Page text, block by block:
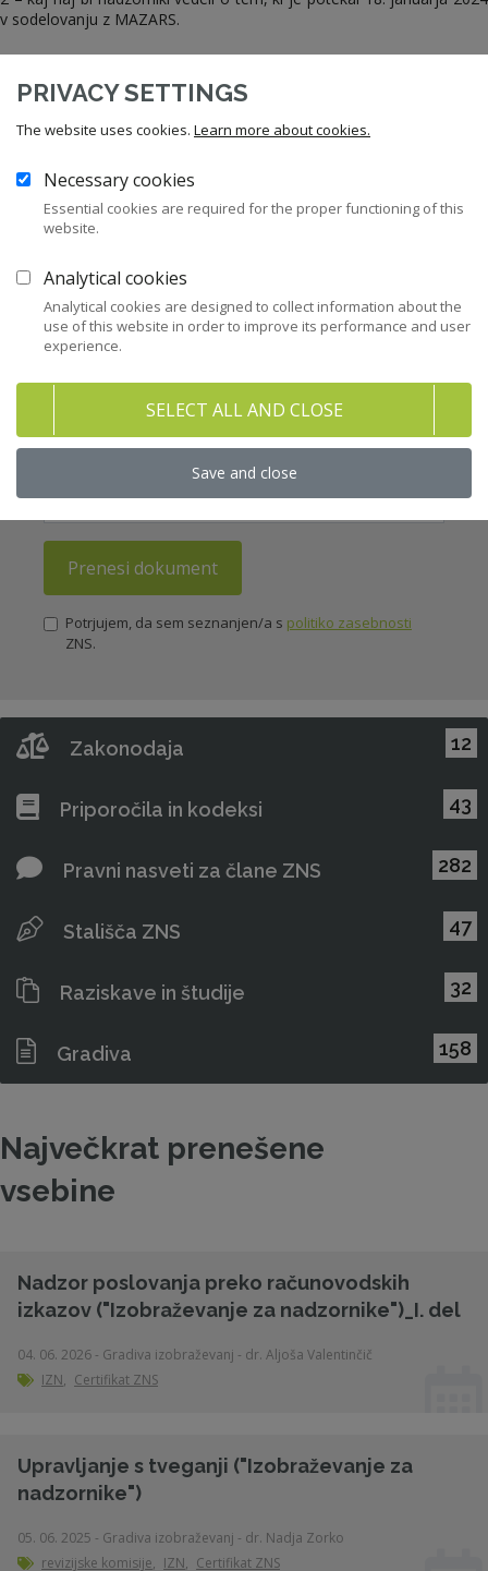
v sodelovanju z MAZARS.
Celoten dokument je na voljo samo članom ZNS.
Postanite član ZNS
Brezplačno prenesite celoten
dokument! (1/2)
Nečlanom omogočamo prenos dveh celotnih
dokumentov iz naše bogate knjižnice izobraževalnih
Prenesi dokument
Potrjujem, da sem seznanjen/a s politiko zasebnosti
ZNS.
Zakonodaja 12
Priporočila in kodeksi 43
Pravni nasveti za člane ZNS 282
Stališča ZNS 47
Raziskave in študije 32
Gradiva 158
Največkrat prenešene
vsebine
Nadzor poslovanja preko računovodskih
izkazov ("Izobraževanje za nadzornike")_I. del
04. 06. 2026 - Gradiva izobraževanj - dr. Aljoša Valentinčič
IZN, Certifikat ZNS
Upravljanje s tveganji ("Izobraževanje za
nadzornike")
05. 06. 2025 - Gradiva izobraževanj - dr. Nadja Zorko
revizijske komisije, IZN, Certifikat ZNS
PRIVACY SETTINGS
The website uses cookies. Learn more about cookies.
Necessary cookies
Essential cookies are required for the proper functioning of this
website.
Analytical cookies
Analytical cookies are designed to collect information about the
use of this website in order to improve its performance and user
experience.
SELECT ALL AND CLOSE
Save and close